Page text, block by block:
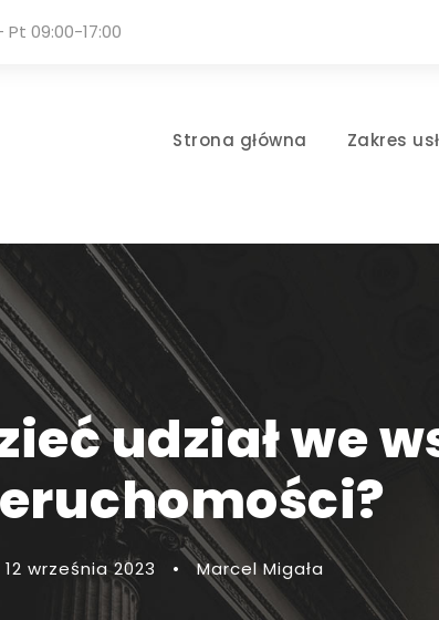
Pt 09:00-17:00
Strona główna Zakres
udział we
12 września 2023 • Marcel Migała